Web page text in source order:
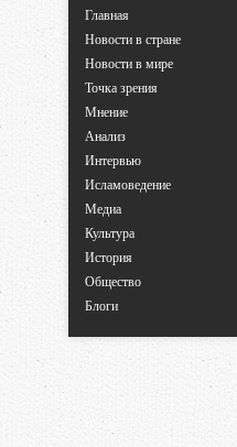
Главная
Новости в стране
Новости в мире
Точка зрения
Мнение
Анализ
Интервью
Исламоведение
Медиа
Культура
История
Общество
Блоги